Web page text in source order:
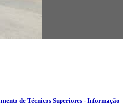
de Técnicos Superiores - Informação